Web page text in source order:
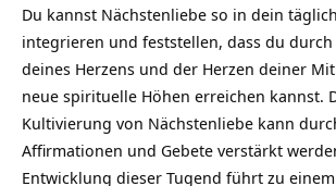
Du kannst Nächstenliebe so in dein
integrieren und feststellen, dass du
deines Herzens und der Herzen deiner
neue spirituelle Höhen erreichen kannst.
Kultivierung von Nächstenliebe kann
Affirmationen und Gebete verstärkt
Entwicklung dieser Tugend führt zu